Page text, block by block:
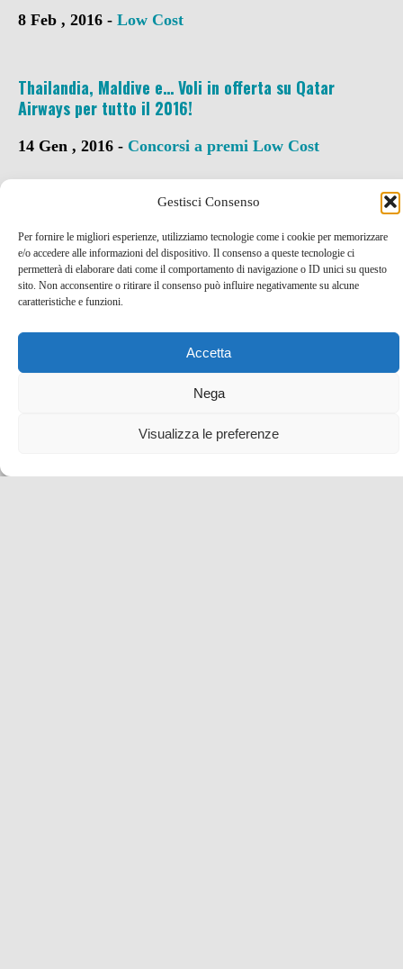
Gestisci Consenso
Per fornire le migliori esperienze, utilizziamo tecnologie come i cookie per memorizzare
e/o accedere alle informazioni del dispositivo. Il consenso a queste tecnologie ci
permetterà di elaborare dati come il comportamento di navigazione o ID unici su questo
sito. Non acconsentire o ritirare il consenso può influire negativamente su alcune
caratteristiche e funzioni.
Accetta
Nega
Visualizza le preferenze
8 Feb , 2016 - Low Cost
Thailandia, Maldive e… Voli in offerta su Qatar
Airways per tutto il 2016!
14 Gen , 2016 - Concorsi a premi Low Cost
Vacanze low cost a Fuerteventura con Deal Rapido!
21 Lug , 2015 -Codici SCONTO e Coupon Low
Cost